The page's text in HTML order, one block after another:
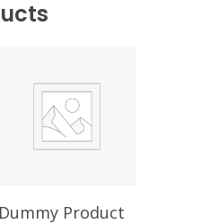
Add To Cart
Dummy Product